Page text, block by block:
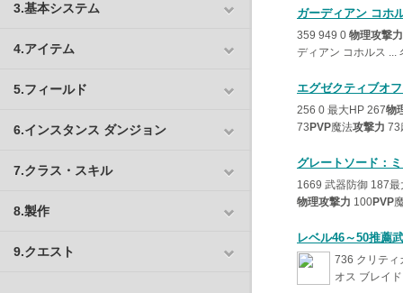
3.基本システム
4.アイテム
5.フィールド
6.インスタンス ダンジョン
7.クラス・スキル
8.製作
9.クエスト
ガーディアン コホ
359 949 0 物理攻撃力
ディアン コホルス ...
エグゼクティブオ
256 0 最大HP 267物
73 PVP魔法攻撃力 73
グレートソード：
1669 武器防御 187
物理攻撃力 100PVP
レベル46～50推薦
736 クリティ
オス ブレイ